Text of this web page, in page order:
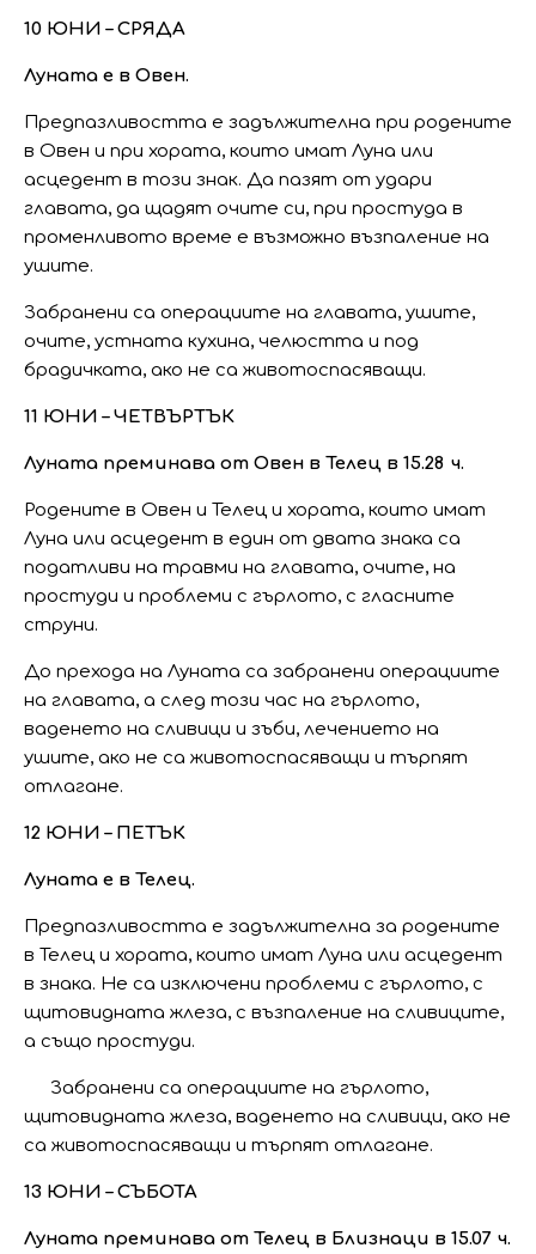
10 ЮНИ – СРЯДА
Луната е в Овен.
Предпазливостта е задължителна при родените
в Овен и при хората, които имат Луна или
асцедент в този знак. Да пазят от удари
главата, да щадят очите си, при простуда в
променливото време е възможно възпаление на
ушите.
Забранени са операциите на главата, ушите,
очите, устната кухина, челюстта и под
брадичката, ако не са животоспасяващи.
11 ЮНИ – ЧЕТВЪРТЪК
Луната преминава от Овен в Телец в 15.28 ч.
Родените в Овен и Телец и хората, които имат
Луна или асцедент в един от двата знака са
податливи на травми на главата, очите, на
простуди и проблеми с гърлото, с гласните
струни.
До прехода на Луната са забранени операциите
на главата, а след този час на гърлото,
ваденето на сливици и зъби, лечението на
ушите, ако не са животоспасяващи и търпят
отлагане.
12 ЮНИ – ПЕТЪК
Луната е в Телец.
Предпазливостта е задължителна за родените
в Телец и хората, които имат Луна или асцедент
в знака. Не са изключени проблеми с гърлото, с
щитовидната жлеза, с възпаление на сливиците,
а също простуди.
Забранени са операциите на гърлото,
щитовидната жлеза, ваденето на сливици, ако не
са животоспасяващи и търпят отлагане.
13 ЮНИ – СЪБОТА
Луната преминава от Телец в Близнаци в 15.07 ч.